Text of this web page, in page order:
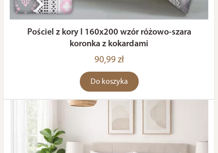
Pościel z kory I 160x200 wzór różowo-szara
koronka z kokardami
90,99 zł
Do koszyka